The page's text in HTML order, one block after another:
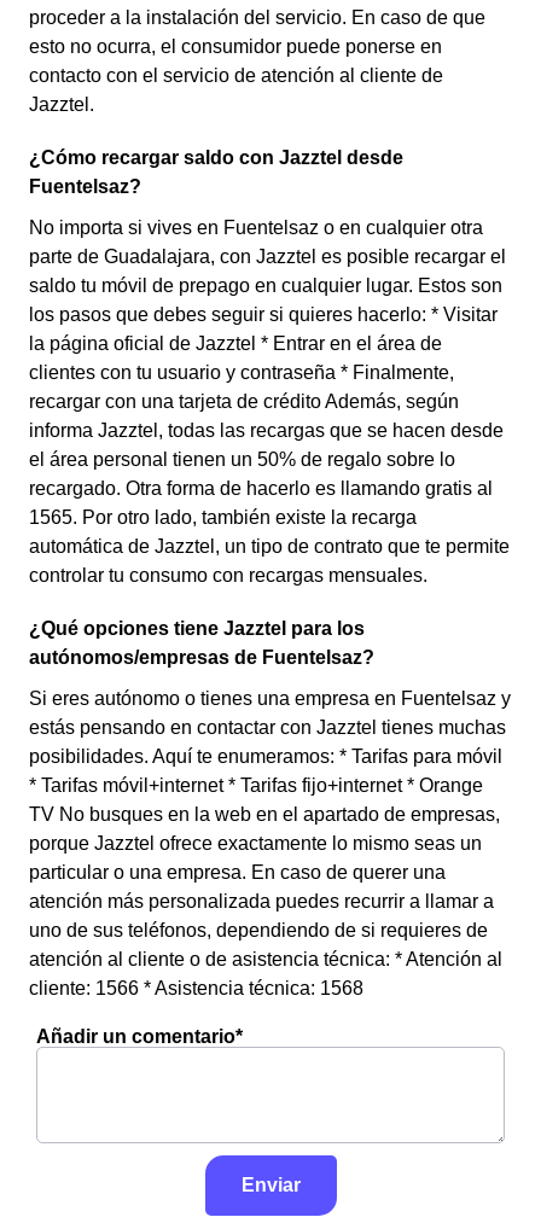
proceder a la instalación del servicio. En caso de que
esto no ocurra, el consumidor puede ponerse en
contacto con el servicio de atención al cliente de
Jazztel.
¿Cómo recargar saldo con Jazztel desde
Fuentelsaz?
No importa si vives en Fuentelsaz o en cualquier otra
parte de Guadalajara, con Jazztel es posible recargar el
saldo tu móvil de prepago en cualquier lugar. Estos son
los pasos que debes seguir si quieres hacerlo: * Visitar
la página oficial de Jazztel * Entrar en el área de
clientes con tu usuario y contraseña * Finalmente,
recargar con una tarjeta de crédito Además, según
informa Jazztel, todas las recargas que se hacen desde
el área personal tienen un 50% de regalo sobre lo
recargado. Otra forma de hacerlo es llamando gratis al
1565. Por otro lado, también existe la recarga
automática de Jazztel, un tipo de contrato que te permite
controlar tu consumo con recargas mensuales.
¿Qué opciones tiene Jazztel para los
autónomos/empresas de Fuentelsaz?
Si eres autónomo o tienes una empresa en Fuentelsaz y
estás pensando en contactar con Jazztel tienes muchas
posibilidades. Aquí te enumeramos: * Tarifas para móvil
* Tarifas móvil+internet * Tarifas fijo+internet * Orange
TV No busques en la web en el apartado de empresas,
porque Jazztel ofrece exactamente lo mismo seas un
particular o una empresa. En caso de querer una
atención más personalizada puedes recurrir a llamar a
uno de sus teléfonos, dependiendo de si requieres de
atención al cliente o de asistencia técnica: * Atención al
cliente: 1566 * Asistencia técnica: 1568
Añadir un comentario*
Enviar